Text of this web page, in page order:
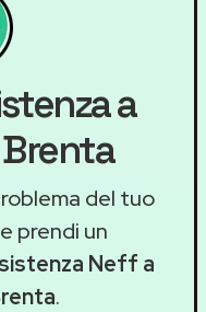
a
Brenta
del tuo
prendi un
Neff a
.